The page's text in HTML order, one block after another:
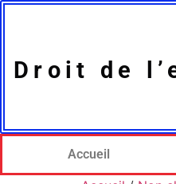
Droit de
Accueil